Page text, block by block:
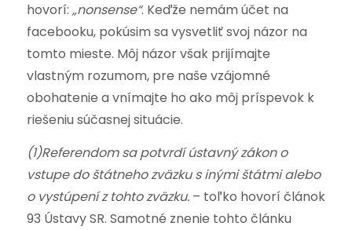
hovorí: „nonsense“. Keďže nemám účet na
facebooku, pokúsim sa vysvetliť svoj názor na
tomto mieste. Môj názor však prijímajte
vlastným rozumom, pre naše vzájomné
obohatenie a vnímajte ho ako môj príspevok k
riešeniu súčasnej situácie.
(1)Referendom sa potvrdí ústavný zákon o
vstupe do štátneho zväzku s inými štátmi alebo
o vystúpení z tohto zväzku.– toľko hovorí článok
93 Ústavy SR. Samotné znenie tohto článku